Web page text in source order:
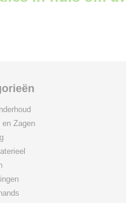
en Zagen